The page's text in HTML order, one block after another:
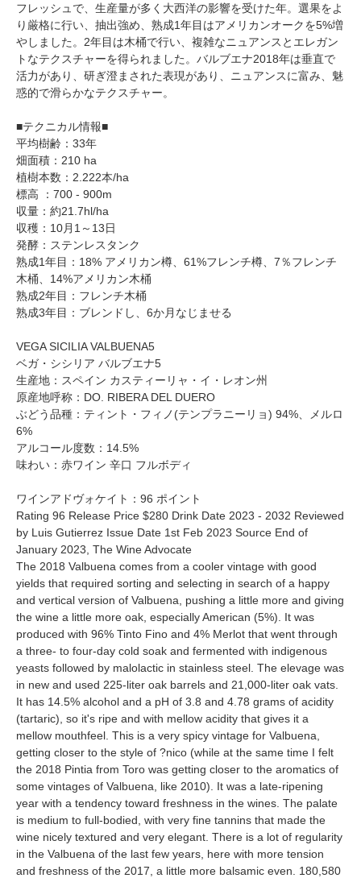
フレッシュで、生産量が多く大西洋の影響を受けた年。選果をよ
り厳格に行い、抽出強め、熟成1年目はアメリカンオークを5%増
やしました。2年目は木桶で行い、複雑なニュアンスとエレガン
トなテクスチャーを得られました。バルブエナ2018年は垂直で
活力があり、研ぎ澄まされた表現があり、ニュアンスに富み、魅
惑的で滑らかなテクスチャー。
■テクニカル情報■
平均樹齢：33年
畑面積：210 ha
植樹本数：2.222本/ha
標高 ：700 - 900m
収量：約21.7hl/ha
収穫：10月1～13日
発酵：ステンレスタンク
熟成1年目：18% アメリカン樽、61%フレンチ樽、7％フレンチ
木桶、14%アメリカン木桶
熟成2年目：フレンチ木桶
熟成3年目：ブレンドし、6か月なじませる
VEGA SICILIA VALBUENA5
ベガ・シシリア バルブエナ5
生産地：スペイン カスティーリャ・イ・レオン州
原産地呼称：DO. RIBERA DEL DUERO
ぶどう品種：ティント・フィノ(テンプラニーリョ) 94%、メルロ
6%
アルコール度数：14.5%
味わい：赤ワイン 辛口 フルボディ
ワインアドヴォケイト：96 ポイント
Rating 96 Release Price $280 Drink Date 2023 - 2032 Reviewed
by Luis Gutierrez Issue Date 1st Feb 2023 Source End of
January 2023, The Wine Advocate
The 2018 Valbuena comes from a cooler vintage with good
yields that required sorting and selecting in search of a happy
and vertical version of Valbuena, pushing a little more and giving
the wine a little more oak, especially American (5%). It was
produced with 96% Tinto Fino and 4% Merlot that went through
a three- to four-day cold soak and fermented with indigenous
yeasts followed by malolactic in stainless steel. The elevage was
in new and used 225-liter oak barrels and 21,000-liter oak vats.
It has 14.5% alcohol and a pH of 3.8 and 4.78 grams of acidity
(tartaric), so it's ripe and with mellow acidity that gives it a
mellow mouthfeel. This is a very spicy vintage for Valbuena,
getting closer to the style of ?nico (while at the same time I felt
the 2018 Pintia from Toro was getting closer to the aromatics of
some vintages of Valbuena, like 2010). It was a late-ripening
year with a tendency toward freshness in the wines. The palate
is medium to full-bodied, with very fine tannins that made the
wine nicely textured and very elegant. There is a lot of regularity
in the Valbuena of the last few years, here with more tension
and freshness of the 2017, a little more balsamic even. 180,580